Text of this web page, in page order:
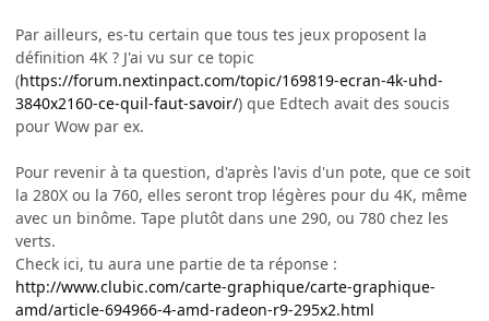
Par ailleurs, es-tu certain que tous tes jeux proposent la
définition 4K ? J'ai vu sur ce topic
(https://forum.nextinpact.com/topic/169819-ecran-4k-uhd-
3840x2160-ce-quil-faut-savoir/) que Edtech avait des soucis
pour Wow par ex.
Pour revenir à ta question, d'après l'avis d'un pote, que ce soit
la 280X ou la 760, elles seront trop légères pour du 4K, même
avec un binôme. Tape plutôt dans une 290, ou 780 chez les
verts.
Check ici, tu aura une partie de ta réponse :
http://www.clubic.com/carte-graphique/carte-graphique-
amd/article-694966-4-amd-radeon-r9-295x2.html